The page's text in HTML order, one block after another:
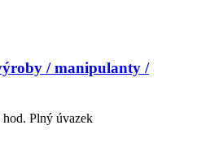
/ manipulanty /
Plný úvazek